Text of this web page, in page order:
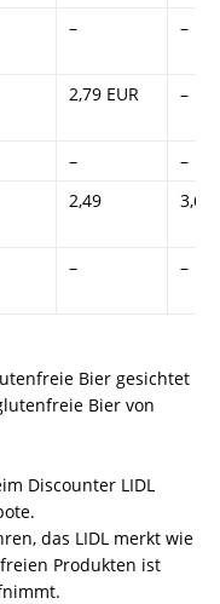
– –
2,79 EUR –
–
–
2,49 3,67
– –
Bier gesichtet
Bier von
Discounter LIDL
das LIDL merkt wie
Produkten ist